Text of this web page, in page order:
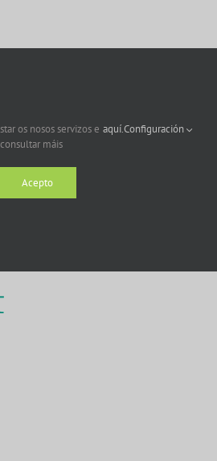
os nosos servizos e
máis
aquí.Configuración
Acepto